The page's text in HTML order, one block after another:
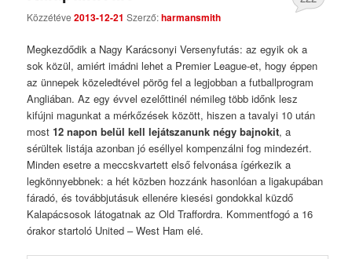
Közzétéve2013-12-21 Szerző:harmansmith
Megkezdődik a Nagy Karácsonyi Versenyfutás: az egyik ok a
sok közül, amiért imádni lehet a Premier League-et, hogy éppen
az ünnepek közeledtével pörög fel a legjobban a futballprogram
Angliában. Az egy évvel ezelőttinél némileg több időnk lesz
kifújni magunkat a mérkőzések között, hiszen a tavalyi 10 után
most12 napon belül kell lejátszanunk négy bajnokit, a
sérültek listája azonban jó eséllyel kompenzálni fog mindezért.
Minden esetre a meccskvartett első felvonása ígérkezik a
legkönnyebbnek: a hét közben hozzánk hasonlóan a ligakupában
fáradó, és továbbjutásuk ellenére kiesési gondokkal küzdő
Kalapácsosok látogatnak az Old Traffordra. Kommentfogó a 16
órakor startoló United – West Ham elé.